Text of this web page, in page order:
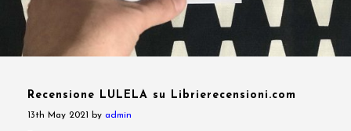
Recensione LULELA su Librierecensioni.com
13th May 2021 by admin